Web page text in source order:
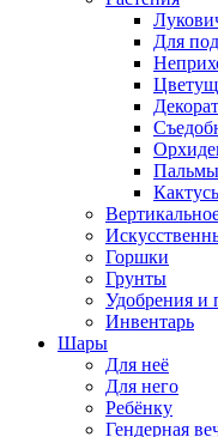
Для
Пальмы
Горшки
Грунты
Удобрения и
Инвентарь
Шары
Для неё
Для него
Ребёнку
Гендерная